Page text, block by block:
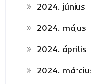
2024. június
2024. május
2024. április
2024.